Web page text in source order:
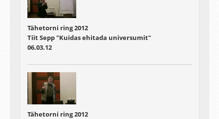
Tähetorni ring 2012
Tiit Sepp "Kuidas ehitada universumit"
06.03.12
Tähetorni ring 2012